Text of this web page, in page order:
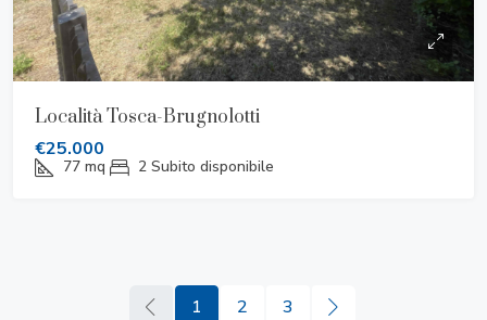
Località Tosca-Brugnolotti
€25.000
77 mq 2 Subito disponibile
1 2 3